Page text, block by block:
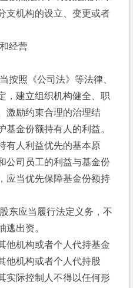
支机构的设立、变更或者
经营
按照《公司法》等法律、
，建立组织机构健全、职
激励约束合理的治理结
基金份额持有人的利益。
有人利益优先的基本原
公司员工的利益与基金份
应当优先保障基金份额持
东应当履行法定义务，不
逃出资。
他机构或者个人代持基金
他机构或者个人代持股
实际控制人不得以任何形